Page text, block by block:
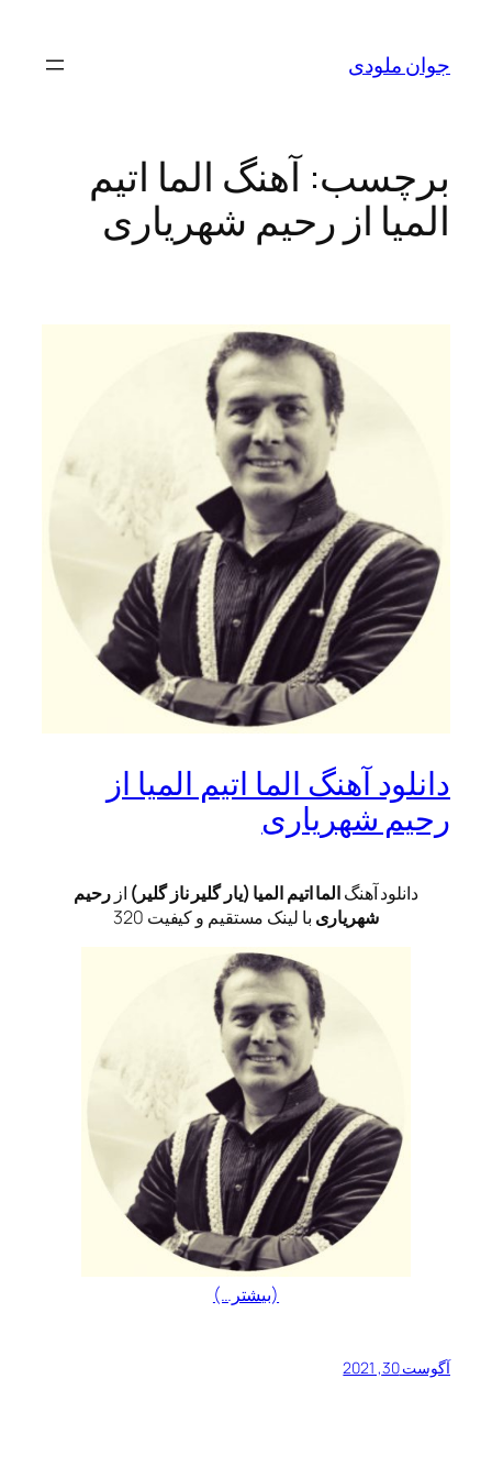
محتواجوان ملودی
برچسب:آهنگ الما اتیم
المیا از رحیم شهریاری
دانلود آهنگ الما اتیم المیا از
رحیم شهریاری
دانلود آهنگالما اتیم المیا (یار گلیر ناز گلیر) ازرحیم
شهریاری با لینک مستقیم و کیفیت 320
(بیشتر…)
آگوست 30, 2021